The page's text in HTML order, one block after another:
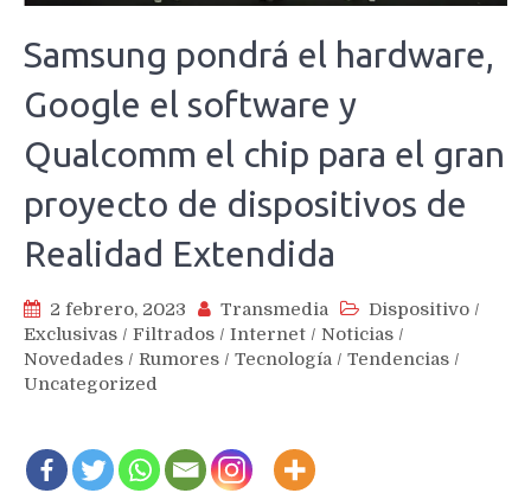
Samsung pondrá el hardware,
Google el software y
Qualcomm el chip para el gran
proyecto de dispositivos de
Realidad Extendida
2 febrero, 2023 Transmedia Dispositivo /
Exclusivas / Filtrados / Internet / Noticias /
Novedades / Rumores / Tecnología / Tendencias /
Uncategorized